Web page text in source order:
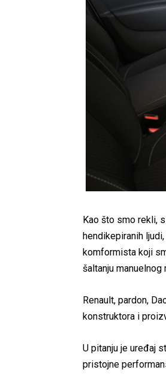
Kao što smo rekli,
hendikepiranih
komformista koji
šaltanju
Renault, pardon,
konstruktora i
U pitanju je uređaj
pristojne